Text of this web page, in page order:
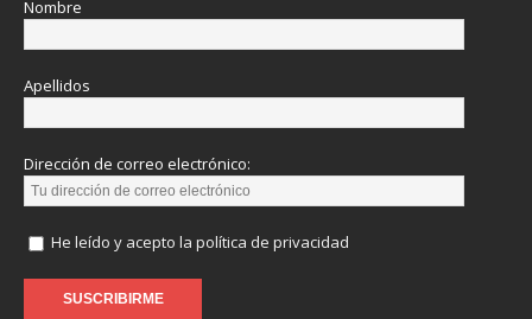
Nombre
Apellidos
Dirección de correo electrónico:
He leído y acepto la política de privacidad